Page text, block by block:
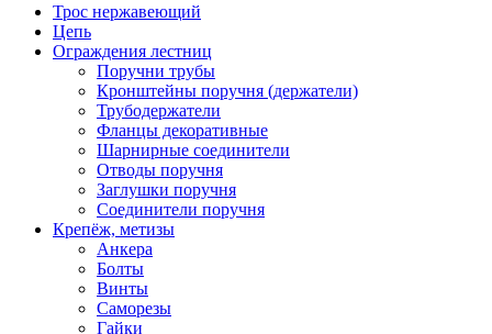
Трос нержавеющий
Цепь
Ограждения лестниц
Поручни трубы
Кронштейны поручня (держатели)
Трубодержатели
Фланцы декоративные
Шарнирные соединители
Отводы поручня
Заглушки поручня
Соединители поручня
Крепёж, метизы
Анкера
Болты
Винты
Саморезы
Гайки